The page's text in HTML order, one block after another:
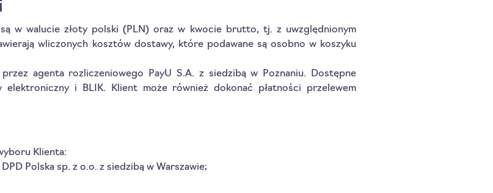
w walucie złoty polski (PLN) oraz w kwocie brutto, tj. z uwzględnionym
wliczonych kosztów dostawy, które podawane są osobno w koszyku
przez agenta rozliczeniowego PayU S.A. z siedzibą w Poznaniu. Dostępne
i BLIK. Klient może również dokonać płatności przelewem
Klienta:
Polska sp. z o.o. z siedzibą w Warszawie;